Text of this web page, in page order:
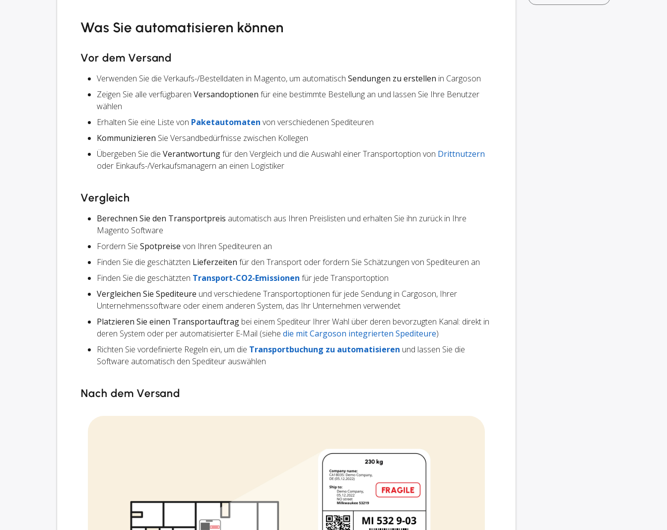
Was Sie automatisieren können
Vor dem Versand
Verwenden Sie die Verkaufs-/Bestelldaten in Magento, um automatisch Sendungen zu erstellen in Cargoson
Zeigen Sie alle verfügbaren Versandoptionen für eine bestimmte Bestellung an und lassen Sie Ihre Benutzer
wählen
Erhalten Sie eine Liste von Paketautomaten von verschiedenen Spediteuren
Kommunizieren Sie Versandbedürfnisse zwischen Kollegen
Übergeben Sie die Verantwortungfür den Vergleich und die Auswahl einer Transportoption von Drittnutzern
oder Einkaufs-/Verkaufsmanagern an einen Logistiker
Vergleich
Berechnen Sie den Transportpreis automatisch aus Ihren Preislisten und erhalten Sie ihn zurück in Ihre
Magento Software
Fordern Sie Spotpreise von Ihren Spediteuren an
Finden Sie die geschätzten Lieferzeiten für den Transport oder fordern Sie Schätzungen von Spediteuren an
Finden Sie die geschätzten Transport-CO2-Emissionen für jede Transportoption
Vergleichen Sie Spediteure und verschiedene Transportoptionen für jede Sendung in Cargoson, Ihrer
Unternehmenssoftware oder einem anderen System, das Ihr Unternehmen verwendet
Platzieren Sie einen Transportauftrag bei einem Spediteur Ihrer Wahl über deren bevorzugten Kanal: direkt in
deren System oder per automatisierter E-Mail (siehe die mit Cargoson integrierten Spediteure)
Richten Sie vordefinierte Regeln ein, um die Transportbuchung zu automatisieren und lassen Sie die
Software automatisch den Spediteur auswählen
Nach dem Versand